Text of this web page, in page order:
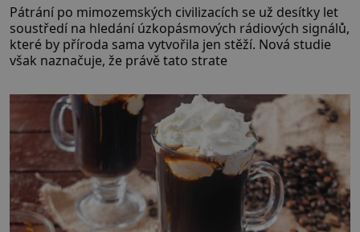
Pátrání po mimozemských civilizacích se už desítky let
soustředí na hledání úzkopásmových rádiových signálů,
které by příroda sama vytvořila jen stěží. Nová studie
však naznačuje, že právě tato strate